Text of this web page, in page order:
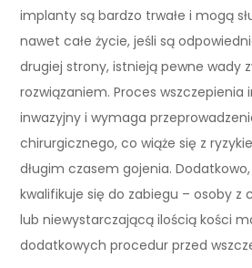
implanty są bardzo trwałe i mogą
nawet całe życie, jeśli są
drugiej strony, istnieją pewne wady
rozwiązaniem. Proces wszczepienia
inwazyjny i wymaga
chirurgicznego, co wiąże się z
długim czasem gojenia.
kwalifikuje się do zabiegu – osoby z
lub niewystarczającą ilością kości
dodatkowych procedur przed